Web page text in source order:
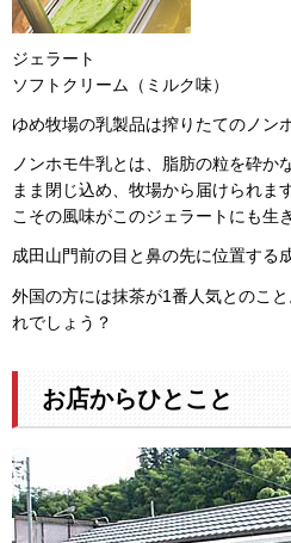
ジェラート
ソフトクリーム（ミルク味）
ゆめ牧場の乳製品は搾りたてのノン
ノンホモ牛乳とは、脂肪の粒を砕か
まま閉じ込め、牧場から届けられま
こその風味がこのジェラートにも生
成田山門前の目と鼻の先に位置する
外国の方には抹茶が1番人気とのこ
れでしょう？
お店からひとこと